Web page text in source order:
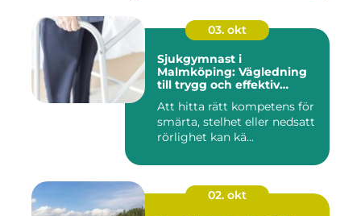
03. okt
Sjukgymnast i
Malmköping: Vägledning
till trygg och effektiv
Att hitta rätt kompetens för
smärta, stelhet eller nedsatt
rörlighet kan kä...
02. okt